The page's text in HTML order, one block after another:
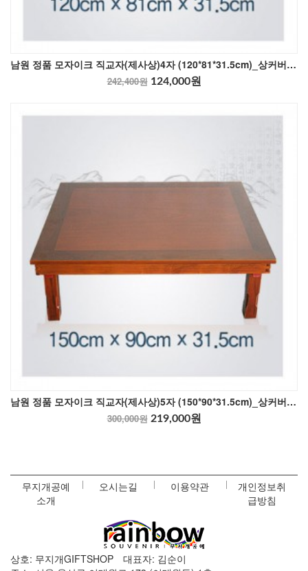
남원 정품 모자이크 직교자(제사상)4자 (120*81*31.5cm)_상커버포함
242,400원 124,000원
남원 정품 모자이크 직교자(제사상)5자 (150*90*31.5cm)_상커버포함
300,000원 219,000원
무지개공예
소개
오시는길 이용약관
개인정보취
급방침
상호: 무지개GIFTSHOP
대표자: 김순이